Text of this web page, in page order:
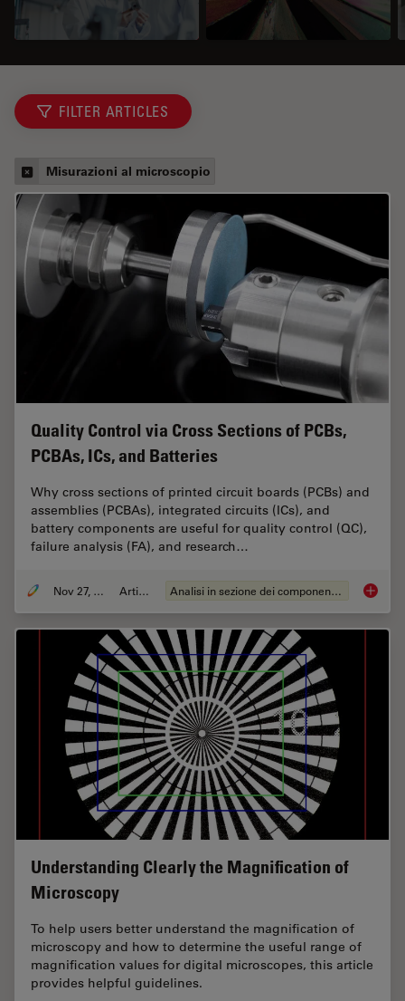
FILTER ARTICLES
Misurazioni al microscopio
Quality Control via Cross Sections of PCBs,
PCBAs, ICs, and Batteries
Why cross sections of printed circuit boards (PCBs) and
assemblies (PCBAs), integrated circuits (ICs), and
battery components are useful for quality control (QC),
failure analysis (FA), and research…
Nov 27, 2023 Articolo Analisi in sezione dei componenti elettronici Quality
Understanding Clearly the Magnification of
Microscopy
To help users better understand the magnification of
microscopy and how to determine the useful range of
magnification values for digital microscopes, this article
provides helpful guidelines.